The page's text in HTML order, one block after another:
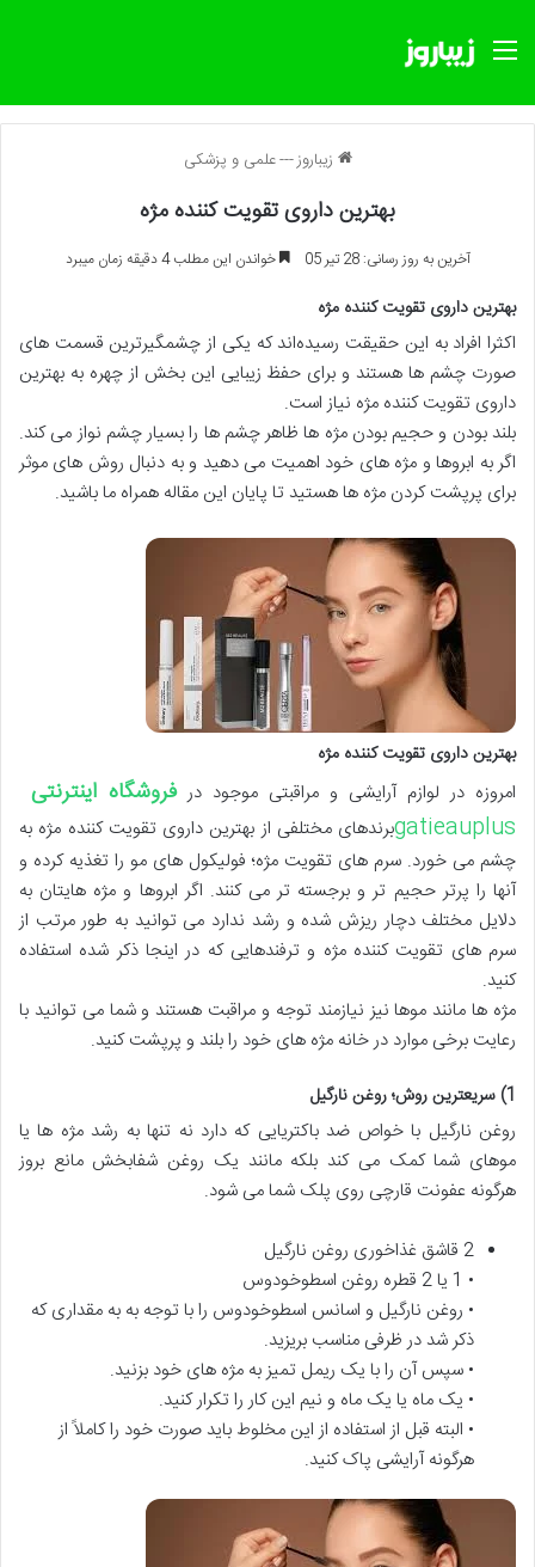
منو
زیباروز---علمی و پزشکی
بهترین داروی تقویت کننده مژه
آخرین به روز رسانی: 28 تیر 05 خواندن این مطلب 4 دقیقه زمان میبرد
بهترین داروی تقویت کننده مژه
اکثرا افراد به این حقیقت رسیده‌اند که یکی از چشمگیرترین قسمت های
صورت چشم ها هستند و برای حفظ زیبایی این بخش از چهره به بهترین
داروی تقویت کننده مژه نیاز است.
بلند بودن و حجیم بودن مژه ها ظاهر چشم ها را بسیار چشم نواز می کند.
اگر به ابروها و مژه های خود اهمیت می دهید و به دنبال روش های موثر
برای پرپشت کردن مژه ها هستید تا پایان این مقاله همراه ما باشید.
بهترین داروی تقویت کننده مژه
امروزه در لوازم آرایشی و مراقبتی موجود درفروشگاه اینترنتی
gatieauplusبرندهای مختلفی از بهترین داروی تقویت کننده مژه به
چشم می خورد. سرم های تقویت مژه؛ فولیکول های مو را تغذیه کرده و
آنها را پرتر حجیم تر و برجسته تر می کنند. اگر ابروها و مژه هایتان به
دلایل مختلف دچار ریزش شده و رشد ندارد می توانید به طور مرتب از
سرم های تقویت کننده مژه و ترفندهایی که در اینجا ذکر شده استفاده
کنید.
مژه ها مانند موها نیز نیازمند توجه و مراقبت هستند و شما می توانید با
رعایت برخی موارد در خانه مژه های خود را بلند و پرپشت کنید.
1) سریعترین روش؛ روغن نارگیل
روغن نارگیل با خواص ضد باکتریایی که دارد نه تنها به رشد مژه ها یا
موهای شما کمک می کند بلکه مانند یک روغن شفابخش مانع بروز
هرگونه عفونت قارچی روی پلک شما می شود.
2 قاشق غذاخوری روغن نارگیل
• 1 یا 2 قطره روغن اسطوخودوس
• روغن نارگیل و اسانس اسطوخودوس را با توجه به به مقداری که
ذکر شد در ظرفی مناسب بریزید.
• سپس آن را با یک ریمل تمیز به مژه های خود بزنید.
• یک ماه یا یک ماه و نیم این کار را تکرار کنید.
• البته قبل از استفاده از این مخلوط باید صورت خود را کاملاً از
هرگونه آرایشی پاک کنید.